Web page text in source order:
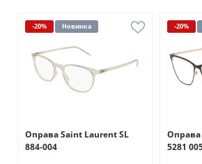
-20% Новинка
Оправа Saint Laurent SL
884-004
-20%
Оправа
5281